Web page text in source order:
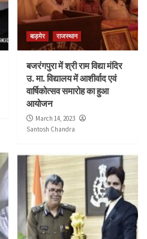
बाड़मेर राजस्थान
बजरंगपुरा में श्री राम विद्या मंदिर
उ. मा. विद्यालय में आशीर्वाद एवं
वार्षिकोत्सव समारोह का हुआ
आयोजन
March 14, 2023
Santosh Chandra